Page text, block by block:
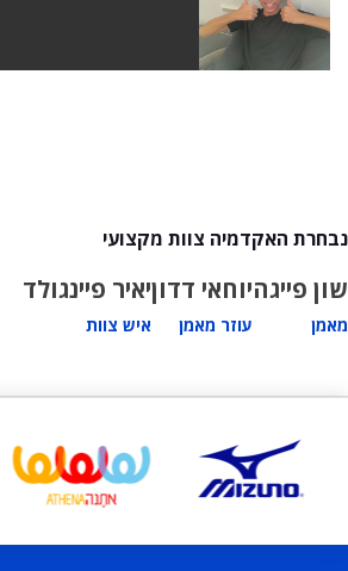
נבחרת האקדמיה צוות מקצועי
שון פייגה
מאמן
יוחאי דדון
עוזר מאמן
יאיר פיינגולד
איש צוות